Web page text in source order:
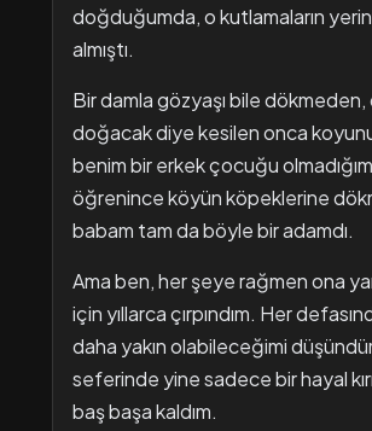
doğduğumda, o kutlamaların
almıştı.
Bir damla gözyaşı bile
doğacak diye kesilen onca
benim bir erkek çocuğu
öğrenince köyün köpeklerine
babam tam da böyle bir adamdı.
Ama ben, her şeye rağmen ona
için yıllarca çırpındım. Her
daha yakın olabileceğimi
seferinde yine sadece bir hayal
baş başa kaldım.